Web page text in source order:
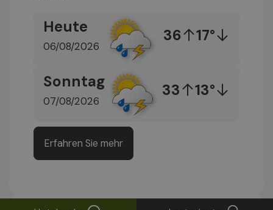
Heute
06/08/2026
36 17°
Sonntag
07/08/2026
33 13°
Erfahren Sie mehr